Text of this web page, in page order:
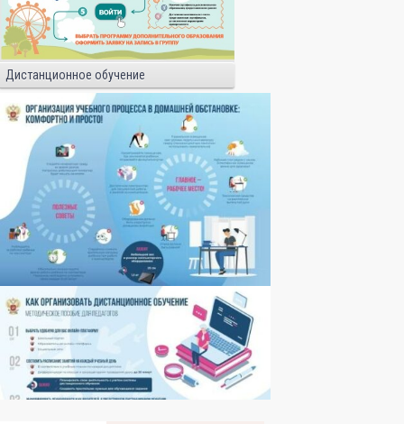
Дистанционное обучение